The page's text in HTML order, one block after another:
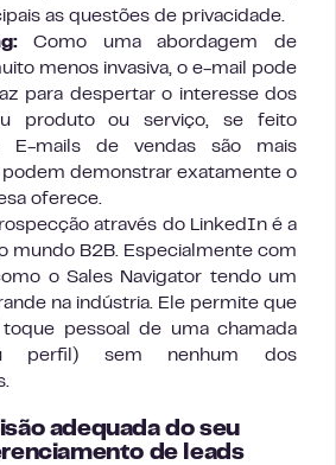
as questões de privacidade.
Como uma abordagem de
menos invasiva, o e-mail pode
para despertar o interesse dos
produto ou serviço, se feito
E-mails de vendas são mais
podem demonstrar exatamente o
oferece.
através do LinkedIn é a
mundo B2B. Especialmente com
o Sales Navigator tendo um
na indústria. Ele permite que
pessoal de uma chamada
perfil) sem nenhum dos
adequada do seu
de leads